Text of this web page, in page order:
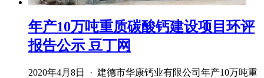
年产10万吨重质碳酸钙建设项目环评
报告公示 豆丁网
2020年4月8日 · 建德市华康钙业有限公司年产10万吨重